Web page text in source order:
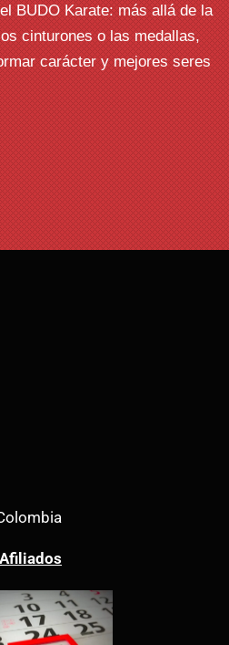
BUDO Karate: más allá de la
cinturones o las medallas,
carácter y mejores seres